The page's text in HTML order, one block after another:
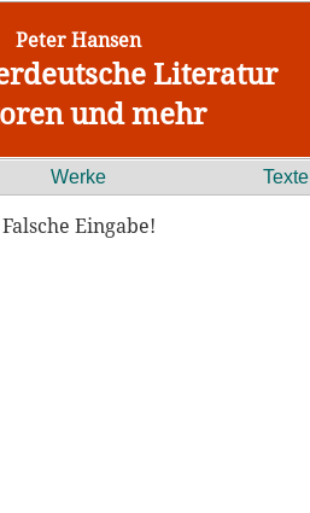
Peter Hansen
Literatur
und mehr
Werke Texte
Falsche Eingabe!